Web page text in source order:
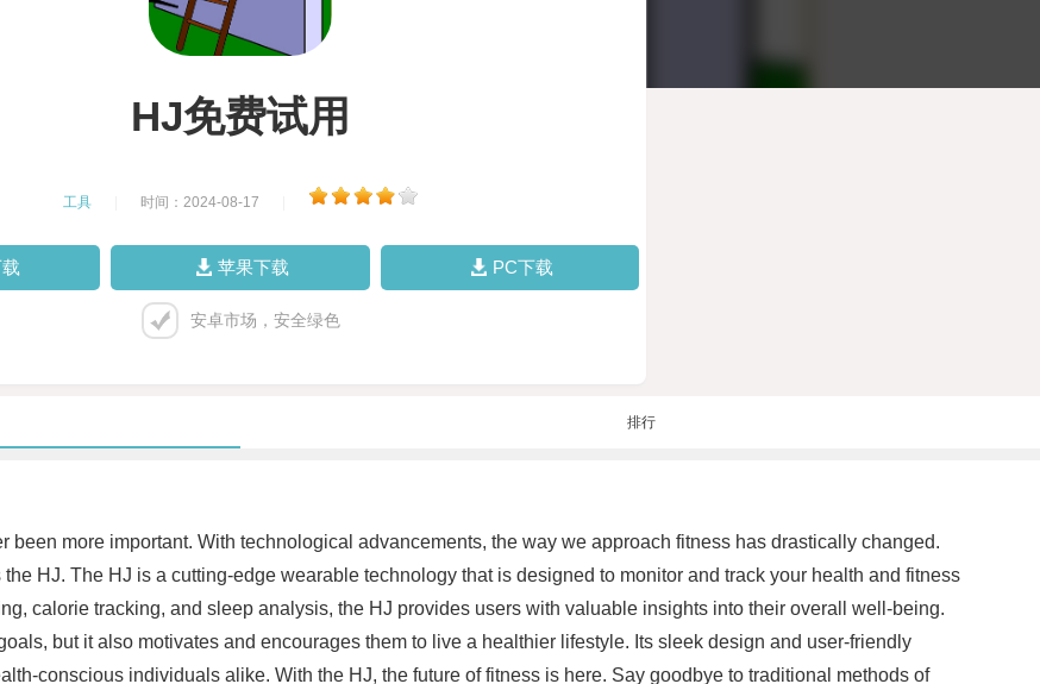
HJ免费试用
工具 时间：2024-08-17
苹果下载 PC下载
安卓市场，安全绿色
排行
been more important. With technological advancements, the way we approach fitness has drastically changed.
HJ. The HJ is a cutting-edge wearable technology that is designed to monitor and track your health and fitness
calorie tracking, and sleep analysis, the HJ provides users with valuable insights into their overall well-being.
but it also motivates and encourages them to live a healthier lifestyle. Its sleek design and user-friendly
conscious individuals alike. With the HJ, the future of fitness is here. Say goodbye to traditional methods of